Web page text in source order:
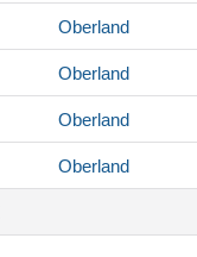
Oberland
Oberland
Oberland
Oberland